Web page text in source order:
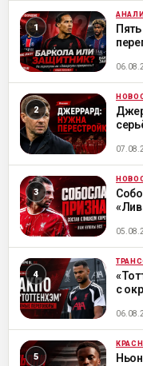
ML
ML
ML
ML
с
ML